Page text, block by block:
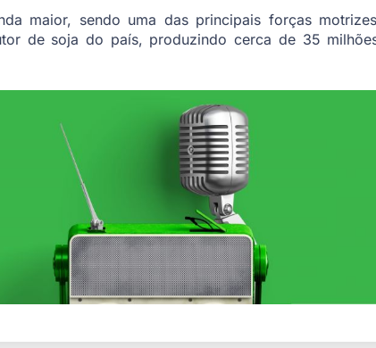
maior, sendo uma das principais forças
de soja do país, produzindo cerca de 35